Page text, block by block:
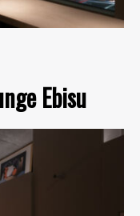
Ebisu